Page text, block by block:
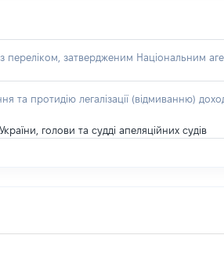
затвердженим Національним
та протидію легалізації (відмиванню)
голови та судді апеляційних судів